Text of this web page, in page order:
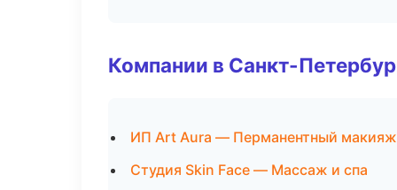
Компании в Санкт-
ИП Art Aura — Перманентный макияж
Студия Skin Face — Массаж и спа